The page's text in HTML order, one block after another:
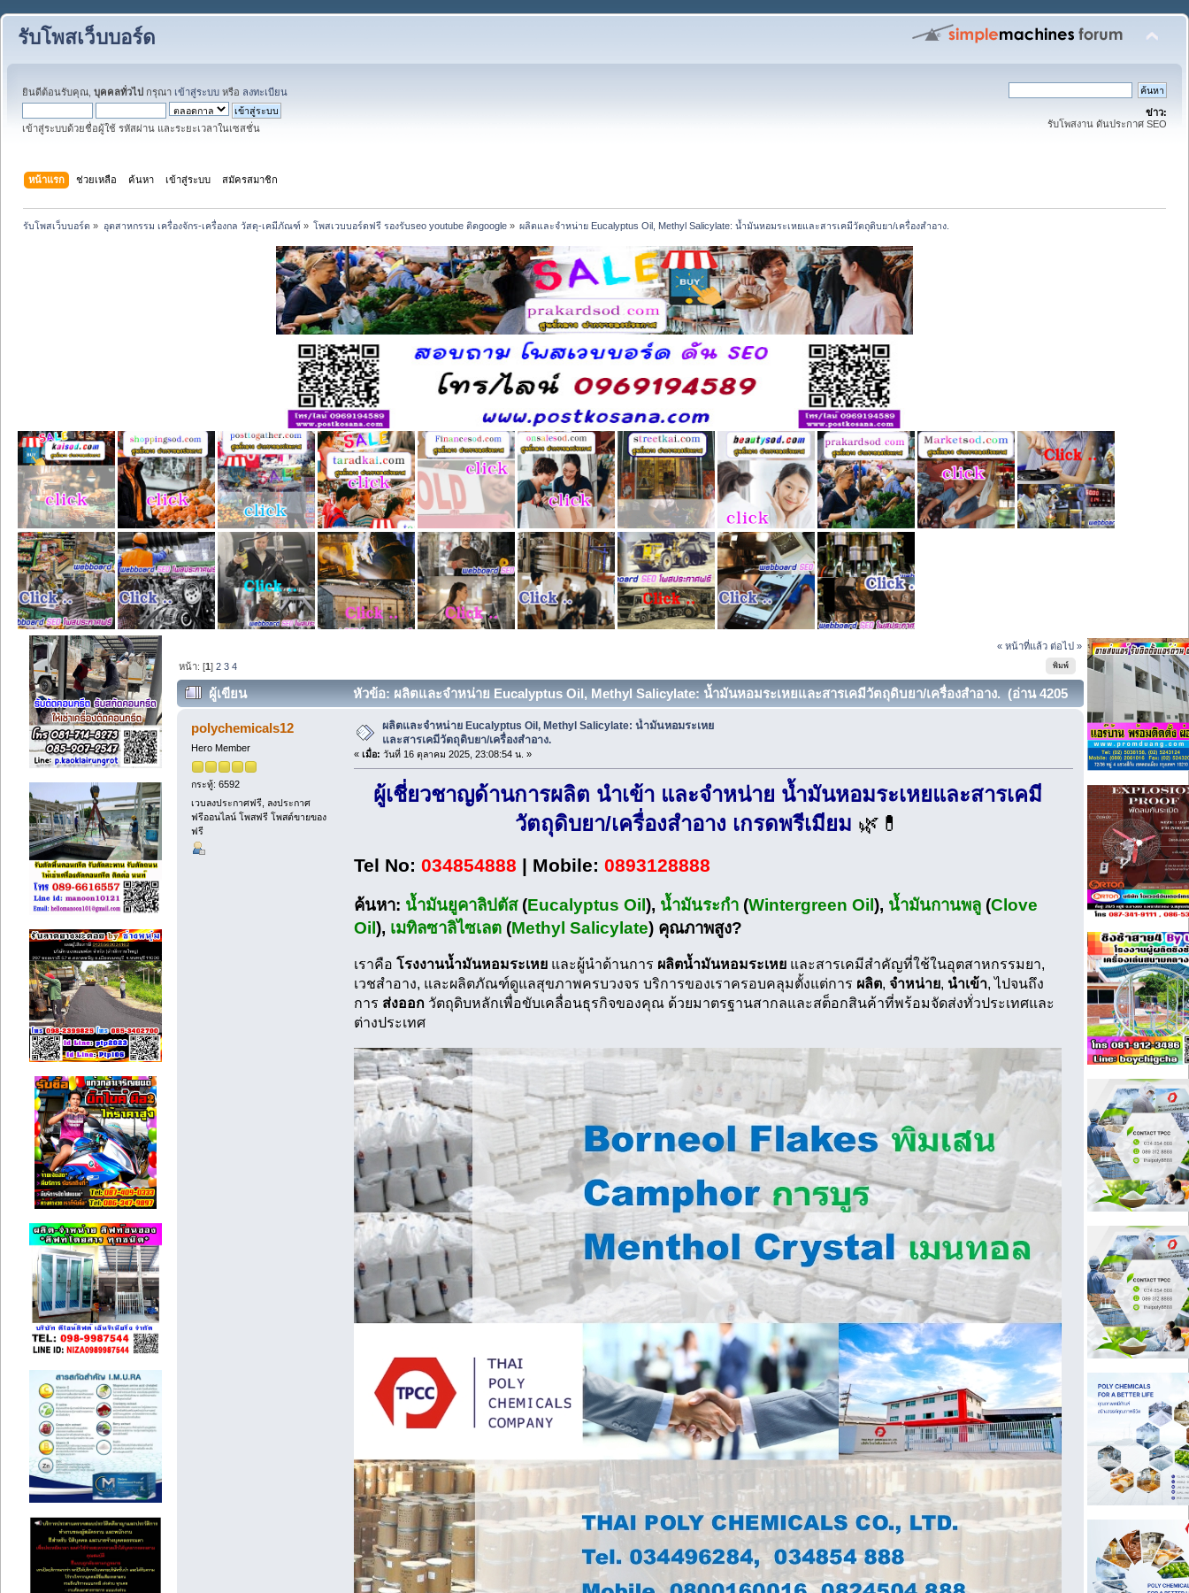
รับโพสเว็บบอร์ด
ยินดีต้อนรับคุณ, บุคคลทั่วไป กรุณา เข้าสู่ระบบ หรือ ลงทะเบียน
เข้าสู่ระบบด้วยชื่อผู้ใช้ รหัสผ่าน และระยะเวลาในเซสชั่น
ข่าว:
รับโพสงาน ดันประกาศ SEO
หน้าแรก ช่วยเหลือ ค้นหา เข้าสู่ระบบ สมัครสมาชิก
รับโพสเว็บบอร์ด » อุตสาหกรรม เครื่องจักร-เครื่องกล วัสดุ-เคมีภัณฑ์ » โพสเวบบอร์ดฟรี รองรับseo youtube ติดgoogle» ผลิตและจำหน่าย Eucalyptus Oil, Methyl Salicylate: น้ำมันหอมระเหยและสารเคมีวัตถุดิบยา/เครื่องสำอาง.
« หน้าที่แล้ว ต่อไป »
พิมพ์
หน้า: [1]2 3 4
ผู้เขียน
หัวข้อ: ผลิตและจำหน่าย Eucalyptus Oil, Methyl Salicylate: น้ำมันหอมระเหยและสารเคมีวัตถุดิบยา/เครื่องสำอาง. (อ่าน 4205
ครั้ง)
polychemicals12
Hero Member
กระทู้: 6592
เวบลงประกาศฟรี, ลงประกาศ
ฟรีออนไลน์ โพสฟรี โพสต์ขายของ
ฟรี
ผลิตและจำหน่าย Eucalyptus Oil, Methyl Salicylate: น้ำมันหอมระเหย
และสารเคมีวัตถุดิบยา/เครื่องสำอาง.
« เมื่อ: วันที่ 16 ตุลาคม 2025, 23:08:54 น. »
ผู้เชี่ยวชาญด้านการผลิต นำเข้า และจำหน่าย น้ำมันหอมระเหยและสารเคมี
วัตถุดิบยา/เครื่องสำอาง เกรดพรีเมียม 🌿💊
Tel No: 034854888 | Mobile: 0893128888
ค้นหา: น้ำมันยูคาลิปตัส(Eucalyptus Oil ), น้ำมันระกำ(Wintergreen Oil ), น้ำมันกานพลู(Clove
Oil ), เมทิลซาลิไซเลต(Methyl Salicylate) คุณภาพสูง?
เราคือ โรงงานน้ำมันหอมระเหยและผู้นำด้านการ ผลิตน้ำมันหอมระเหยและสารเคมีสำคัญที่ใช้ในอุตสาหกรรมยา,
เวชสำอาง, และผลิตภัณฑ์ดูแลสุขภาพครบวงจร บริการของเราครอบคลุมตั้งแต่การ ผลิต, จำหน่าย, นำเข้า, ไปจนถึง
การ ส่งออกวัตถุดิบหลักเพื่อขับเคลื่อนธุรกิจของคุณ ด้วยมาตรฐานสากลและสต็อกสินค้าที่พร้อมจัดส่งทั่วประเทศและ
ต่างประเทศ